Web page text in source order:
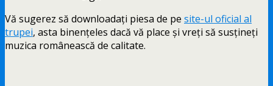
Vă sugerez să downloadaţi piesa de pe site-ul oficial al
trupei, asta binenţeles dacă vă place şi vreţi să susţineţi
muzica românească de calitate.